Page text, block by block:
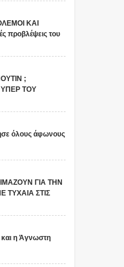
ΚΑΙ
προβλέψεις του
;
ΤΟΥ
όλους άφωνους
ΓΙΑ ΤΗΝ
ΤΥΧΑΙΑ ΣΤΙΣ
η Άγνωστη